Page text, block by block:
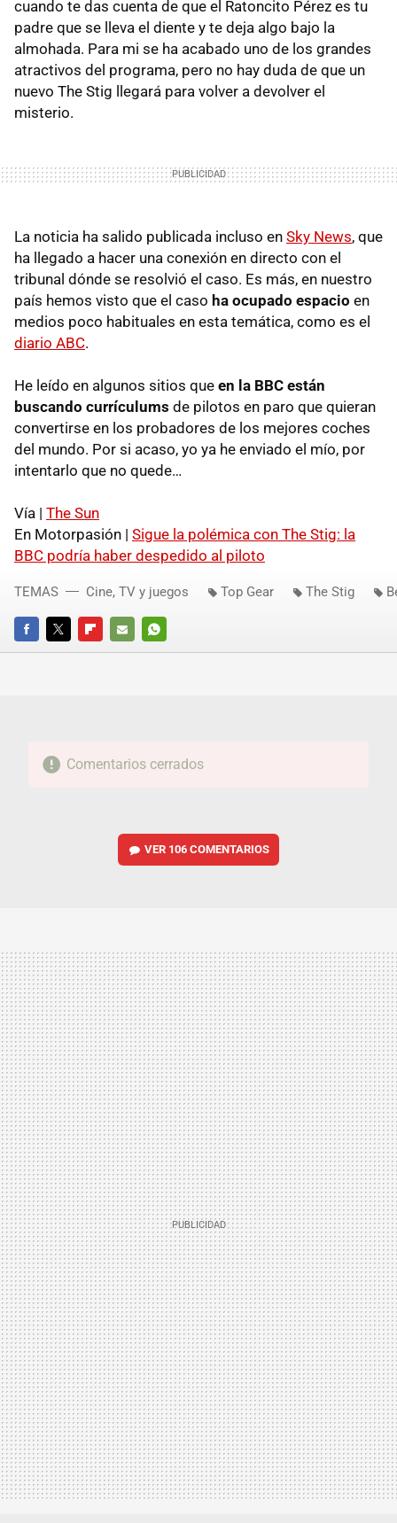
cuando te das cuenta de que el Ratoncito Pérez es tu
padre que se lleva el diente y te deja algo bajo la
almohada. Para mi se ha acabado uno de los grandes
atractivos del programa, pero no hay duda de que un
nuevo The Stig llegará para volver a devolver el
misterio.
La noticia ha salido publicada incluso en Sky News, que
ha llegado a hacer una conexión en directo con el
tribunal dónde se resolvió el caso. Es más, en nuestro
país hemos visto que el caso ha ocupado espacio en
medios poco habituales en esta temática, como es el
diario ABC.
He leído en algunos sitios que en la BBC están
buscando currículums de pilotos en paro que quieran
convertirse en los probadores de los mejores coches
del mundo. Por si acaso, yo ya he enviado el mío, por
intentarlo que no quede…
Vía | The Sun
En Motorpasión | Sigue la polémica con The Stig: la
BBC podría haber despedido al piloto
FACEBOOKTWITTERFLIPBOARD
E-
WHATSAPP
TEMAS Cine, TV y juegos Top Gear The Stig
Comentarios cerrados
VER 106 COMENTARIOS